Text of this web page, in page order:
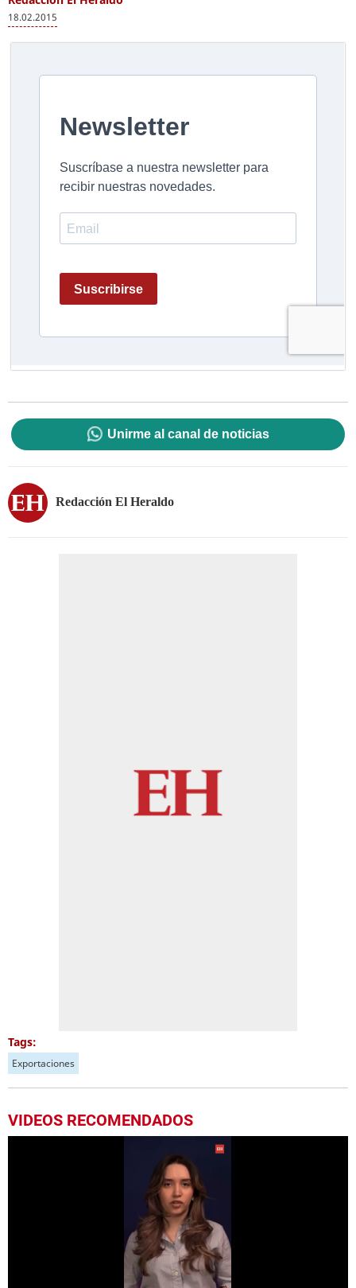
18.02.2015
Unirme al canal de noticias
Redacción El Heraldo
Tags:
Exportaciones
VIDEOS RECOMENDADOS